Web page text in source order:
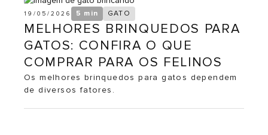
19/05/2026 5 min GATO
MELHORES BRINQUEDOS PARA
GATOS: CONFIRA O QUE
COMPRAR PARA OS FELINOS
Os melhores brinquedos para gatos dependem
de diversos fatores.